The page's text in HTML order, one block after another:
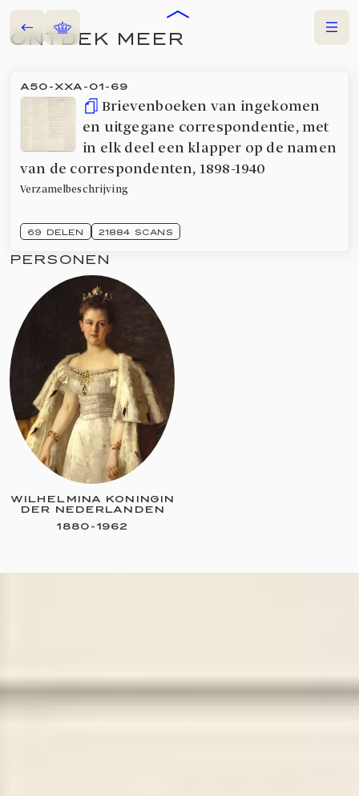
Terug Home Menu
ONTDEK MEER
A50-XXA-01-69
Brievenboeken van ingekomen
en uitgegane correspondentie, met
in elk deel een klapper op de namen
van de correspondenten,1898-1940
Verzamelbeschrijving
69 DELEN 21884 SCANS
PERSONEN
WILHELMINA KONINGIN
DER NEDERLANDEN
1880-1962